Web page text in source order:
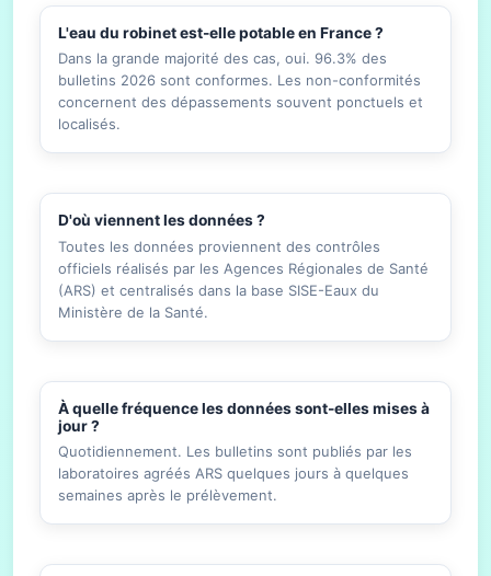
L'eau du robinet est-elle potable en France ?
Dans la grande majorité des cas, oui. 96.3% des
bulletins 2026 sont conformes. Les non-conformités
concernent des dépassements souvent ponctuels et
localisés.
D'où viennent les données ?
Toutes les données proviennent des contrôles
officiels réalisés par les Agences Régionales de Santé
(ARS) et centralisés dans la base SISE-Eaux du
Ministère de la Santé.
À quelle fréquence les données sont-elles mises à
jour ?
Quotidiennement. Les bulletins sont publiés par les
laboratoires agréés ARS quelques jours à quelques
semaines après le prélèvement.